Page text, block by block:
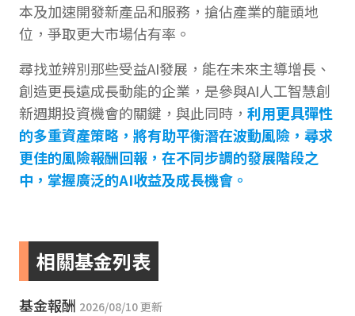
本及加速開發新產品和服務，搶佔產業的龍頭地
位，爭取更大市場佔有率。
尋找並辨別那些受益AI發展，能在未來主導增長、
創造更長遠成長動能的企業，是參與AI人工智慧創
新週期投資機會的關鍵，與此同時， 利用更具彈性
的多重資產策略，將有助平衡潛在波動風險，尋求
更佳的風險報酬回報，在不同步調的發展階段之
中，掌握廣泛的AI收益及成長機會。
相關基金列表
基金報酬 2026/08/10 更新